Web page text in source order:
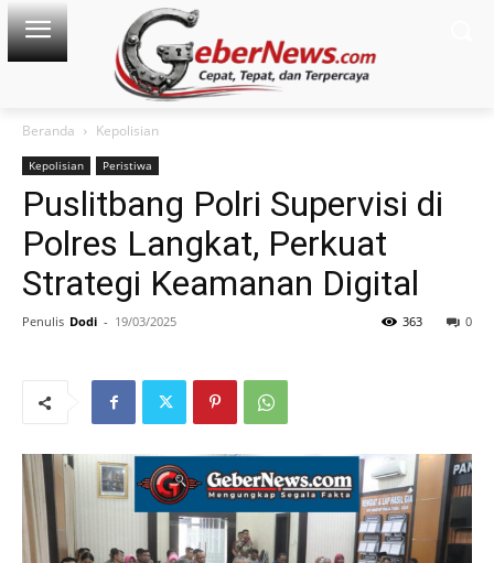
Beranda Kepolisian
Kepolisian Peristiwa
Puslitbang Polri Supervisi di
Polres Langkat, Perkuat
Strategi Keamanan Digital
Penulis Dodi - 19/03/2025 0
363